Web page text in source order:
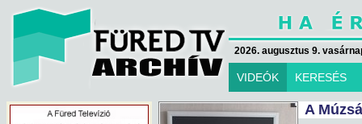
2026. augusztus 9.
VIDEÓK KERESÉS
A